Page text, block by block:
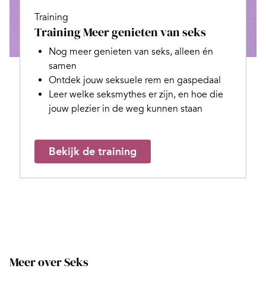
Training
Training Meer genieten van seks
Nog meer genieten van seks, alleen én
samen
Ontdek jouw seksuele rem en gaspedaal
Leer welke seksmythes er zijn, en hoe die
jouw plezier in de weg kunnen staan
Bekijk de training
Meer over Seks